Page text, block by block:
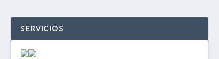
SERVICIOS